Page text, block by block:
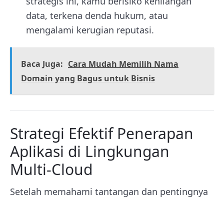
data, terkena denda hukum, atau
mengalami kerugian reputasi.
Baca Juga: Cara Mudah Memilih Nama
Domain yang Bagus untuk Bisnis
Strategi Efektif Penerapan
Aplikasi di Lingkungan
Multi-Cloud
Setelah memahami tantangan dan pentingnya